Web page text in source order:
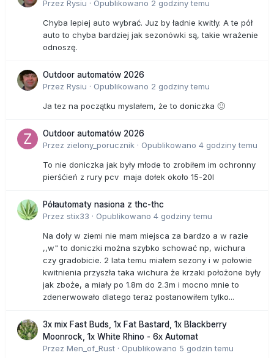
Przez Rysiu · Opublikowano 2 godziny temu
Chyba lepiej auto wybrać. Juz by ładnie kwitły. A te pół
auto to chyba bardziej jak sezonówki są, takie wrażenie
odnoszę.
Outdoor automatów 2026
Przez Rysiu · Opublikowano 2 godziny temu
Ja tez na początku myslałem, że to doniczka 🙂
Outdoor automatów 2026
Przez zielony_porucznik · Opublikowano 4 godziny temu
To nie doniczka jak były młode to zrobiłem im ochronny
pierśćień z rury pcv maja dołek około 15-20l
Półautomaty nasiona z thc-thc
Przez stix33 · Opublikowano 4 godziny temu
Na doły w ziemi nie mam miejsca za bardzo a w razie
,,w" to doniczki można szybko schować np, wichura
czy gradobicie. 2 lata temu miałem sezony i w połowie
kwitnienia przyszła taka wichura że krzaki położone były
jak zboże, a miały po 1.8m do 2.3m i mocno mnie to
zdenerwowało dlatego teraz postanowiłem tylko...
3x mix Fast Buds, 1x Fat Bastard, 1x Blackberry
Moonrock, 1x White Rhino - 6x Automat
Przez Men_of_Rust · Opublikowano 5 godzin temu